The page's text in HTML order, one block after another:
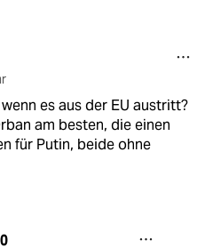
es aus der EU austritt?
am besten, die einen
für Putin, beide ohne